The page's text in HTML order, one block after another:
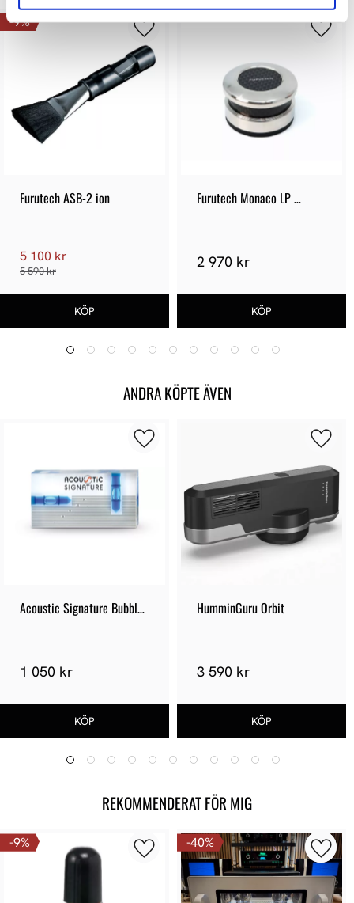
Furutech ASB-2 ion
5 100 kr
5 590 kr
9%
Furutech Monaco LP
2 970 kr
ANDRA KÖPTE ÄVEN
Acoustic Signature Bubble
1 050 kr
HumminGuru Orbit
3 590 kr
REKOMMENDERAT FÖR MIG
9% 40%